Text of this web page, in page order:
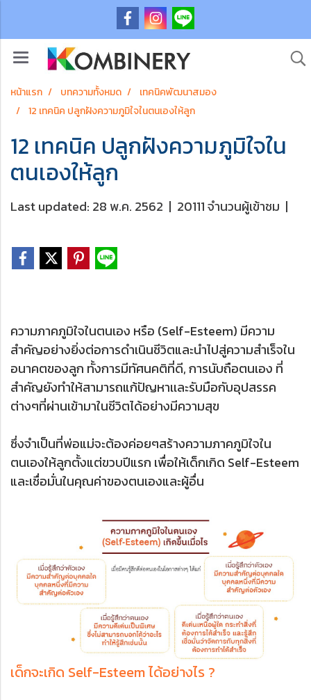
หน้าแรก บทความทั้งหมด
เทคนิคพัฒนาสมอง
12 เทคนิค ปลูกฝังความภูมิใจในตนเองให้ลูก
12 เทคนิค ปลูกฝังความภูมิใจใน
ตนเองให้ลูก
Last updated: 28 พ.ค. 2562 | 20111 จำนวนผู้เข้าชม |
ความภาคภูมิใจในตนเอง หรือ (Self-Esteem) มีความ
สำคัญอย่างยิ่งต่อการดำเนินชีวิตและนำไปสู่ความสำเร็จใน
อนาคตของลูก ทั้งการมีทัศนคติที่ดี, การนับถือตนเอง ที่
สำคัญยังทำให้สามารถแก้ปัญหาเเละรับมือกับอุปสรรค
ต่างๆที่ผ่านเข้ามาในชีวิตได้อย่างมีความสุข
ซึ่งจำเป็นที่พ่อแม่จะต้องค่อยๆสร้างความภาคภูมิใจใน
ตนเองให้ลูกตั้งแต่ขวบปีแรก เพื่อให้เด็กเกิด Self-Esteem
และเชื่อมั่นในคุณค่าของตนเองและผู้อื่น
เด็กจะเกิด Self-Esteem ได้อย่างไร ?